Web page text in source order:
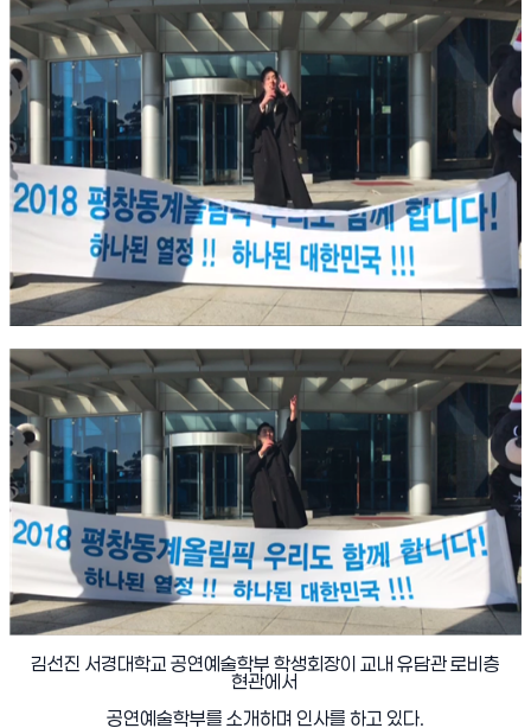
김선진 서경대학교 공연예술학부 학생회장이 교내 유담관 로비층
현관에서
공연예술학부를 소개하며 인사를 하고 있다.